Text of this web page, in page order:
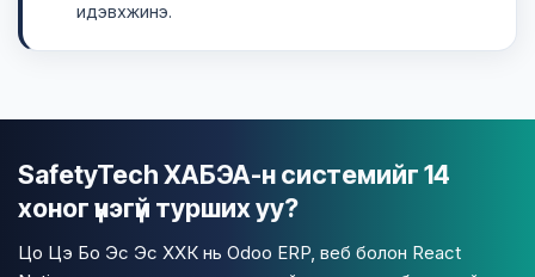
идэвхжинэ.
SafetyTech ХАБЭА-н системийг 14
хоног үнэгүй турших уу?
Цо Цэ Бо Эс Эс ХХК нь Odoo ERP, веб болон React